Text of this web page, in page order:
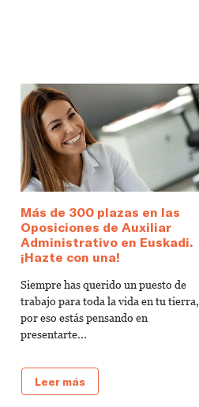
Más de 300 plazas en las
Oposiciones de Auxiliar
Administrativo en Euskadi.
¡Hazte con una!
Siempre has querido un puesto de
trabajo para toda la vida en tu tierra,
por eso estás pensando en
presentarte...
Leer más